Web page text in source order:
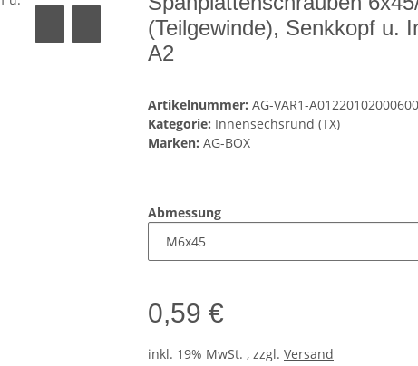
(Teilgewinde), Senkkopf u.
A2
Artikelnummer: AG-VAR1-
Kategorie: Innensechsrund (TX)
Marken: AG-BOX
Abmessung
0,59 €
inkl. 19% MwSt. , zzgl. Versand